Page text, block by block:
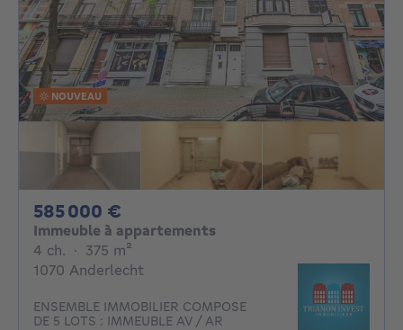
NOUVEAU
585 000 €
Immeuble à appartements
4 ch. 4 chambres
· 375 m²
1070 Anderlecht
ENSEMBLE IMMOBILIER COMPOSE
DE 5 LOTS : IMMEUBLE AV / AR